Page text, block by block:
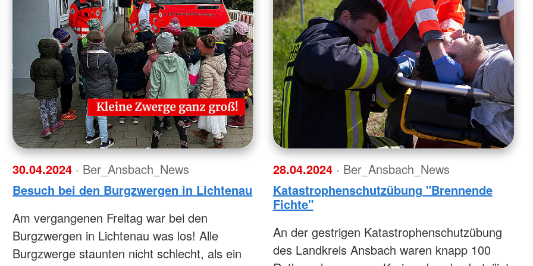
Helfer vor Ort - First Responder
KiTa Rezatstrolche
Oberdachstetten
Jugendarbeit
Schulsanitätsdienst
Informationsveranstaltungen
Vorträge, Präsentationen &
Vorführungen
Sport
Rotkreuzkurs KOMPAKT: Erste Hilfe
Outdoor
Rotkreuzkurs KOMPAKT: Erste Hilfe
für Feuerwehren (7UE)
Was ist das?
Ausbildung zum Schlaganfallhelfer
Fort- & Weiterbildung
Intern
Ausbilderportal
JRK Ortsgruppe Schillingsfürst
JRK Ortsgruppe Wassertrüdingen
JRK Ortsgruppe Weidenbach
JRK Ortsgruppe Wilburgstetten
JRK-Bayern
Wohlfahrt und Sozialarbeit
Gemeinschaft für Wohlfahrts- und
Sozialarbeit
30.04.2024 · Ber_Ansbach_News
Besuch bei den Burgzwergen in Lichtenau
Am vergangenen Freitag war bei den
Burgzwergen in Lichtenau was los! Alle
Burgzwerge staunten nicht schlecht, als ein
28.04.2024 · Ber_Ansbach_News
Katastrophenschutzübung "Brennende
Fichte"
An der gestrigen Katastrophenschutzübung
des Landkreis Ansbach waren knapp 100